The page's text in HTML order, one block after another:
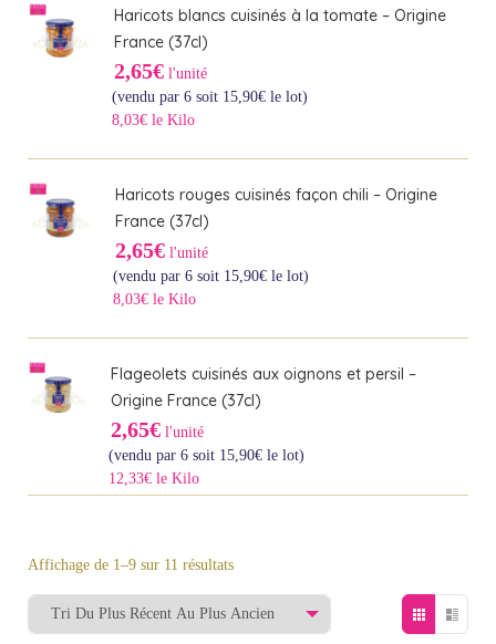
Haricots blancs cuisinés à la tomate – Origine
France (37cl)
2,65€ l'unité
(vendu par 6 soit 15,90€ le lot)
8,03€ le Kilo
Haricots rouges cuisinés façon chili – Origine
France (37cl)
2,65€ l'unité
(vendu par 6 soit 15,90€ le lot)
8,03€ le Kilo
Flageolets cuisinés aux oignons et persil –
Origine France (37cl)
2,65€ l'unité
(vendu par 6 soit 15,90€ le lot)
12,33€ le Kilo
Affichage de 1–9 sur 11 résultats